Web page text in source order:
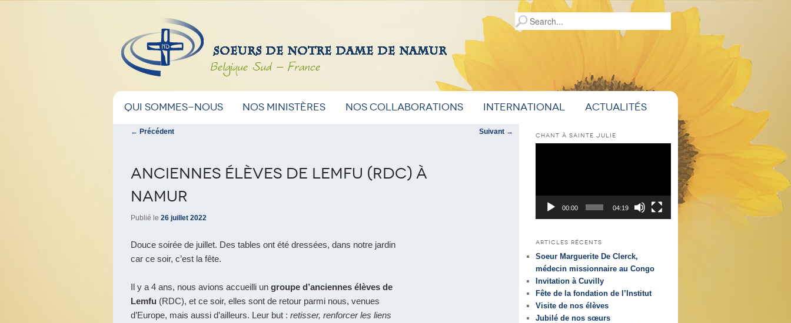
Belgique Sud – France
Recherche
Menu
principal
Aller
au
principal
Aller
au
secondaire
Qui sommes-nous Nos ministères Nos Collaborations International Actualités
Navigation
← Précédent Suivant →
Anciennes élèves de Lemfu (RDC) à
Namur
Publié le 26 juillet 2022
Douce soirée de juillet. Des tables ont été dressées, dans notre jardin
car ce soir, c’est la fête.
Il y a 4 ans, nous avions accueilli un groupe d’anciennes élèves de
Lemfu (RDC), et ce soir, elles sont de retour parmi nous, venues
d’Europe, mais aussi d’ailleurs. Leur but : retisser, renforcer les liens
CHANT À SAINTE JULIE
00:00 04:19
ARTICLES RÉCENTS
Soeur Marguerite De Clerck,
médecin missionnaire au Congo
Invitation à Cuvilly
Fête de la fondation de l’Institut
Visite de nos élèves
Jubilé de nos sœurs